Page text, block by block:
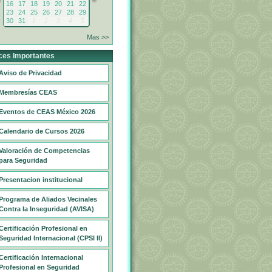
16 17 18 19 20 21
22
23
24 25 26 27 28
29
30
31 1 2 3 4 5
Mas >>
Importantes
de Privacidad
CEAS
de CEAS México 2026
de Cursos 2026
de Competencias
Seguridad
institucional
de Aliados Vecinales
la Inseguridad (AVISA)
Profesional en
Internacional (CPSI II)
Internacional
en Seguridad